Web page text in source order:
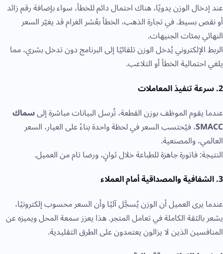
عند إدخال الوزن يدويًا، هناك احتمال دائم للخطأ، سواء بإضافة رقم زائد
أو نقص بسيط. في تجارة الذهب، الخطأ بعُشر الغرام قد يغيّر السعر
النهائي بمئات الجنيهات.
الربط الإلكتروني يُدخل الوزن تلقائيًا إلى البرنامج دون تدخل بشري، مما
يلغي احتمالية الخطأ أو التلاعب.
2. سرعة تنفيذ المعاملات
عندما يقوم الموظف بوزن القطعة، تُرسل البيانات مباشرة إلىسماك
SMACC، فيُحتسب السعر في لحظة واحدة بناءً على العيار، السعر
العالمي، والمصنعية.
النتيجة: فاتورة جاهزة للطباعة خلال ثوانٍ، ورضا تام من العميل.
3. الشفافية والمصداقية أمام العملاء
عندما يرى العميل أن الوزن يُسجَّل آليًا وأن السعر محسوب إلكترونيًا،
يشعر بالثقة الكاملة في تعامل المتجر. هذا يعزز سمعة المحل ويميزه عن
المنافسين الذين لا يزالون يعتمدون على الطرق التقليدية.